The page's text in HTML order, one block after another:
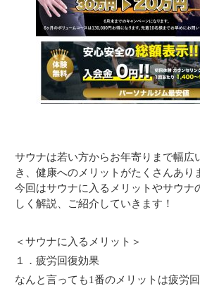
サウナは若い方からお年寄りまで幅広
き、健康へのメリットがたくさんあり
今回はサウナに入るメリットやサウナ
しく解説、ご紹介していきます！
＜サウナに入るメリット＞
１．疲労回復効果
なんと言っても1番のメリットは疲労